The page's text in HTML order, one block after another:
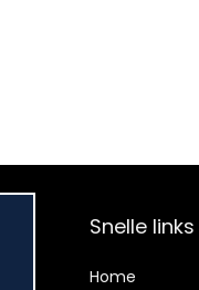
Snelle links
Home